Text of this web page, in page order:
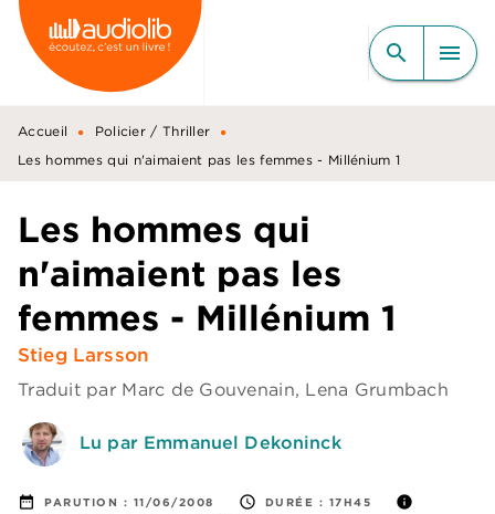
MENU RECHERCHE
CONTENU
PIED DE PAGE
search menu
Accueil • Policier / Thriller •
Les hommes qui n'aimaient pas les femmes - Millénium 1
Les hommes qui
n'aimaient pas les
femmes - Millénium 1
Stieg Larsson
Traduit par Marc de Gouvenain, Lena Grumbach
Lu par Emmanuel Dekoninck
date_range PARUTION : 11/06/2008 access_time DURÉE : 17H45 info